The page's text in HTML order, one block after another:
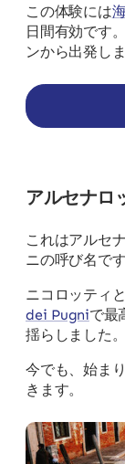
この体験には
日間有効です
ンから出発しま
アルセナロ
これはアルセ
ニの呼び名です
ニコロッティ
dei Pugniで最
揺らしました。
今でも、始ま
きます。